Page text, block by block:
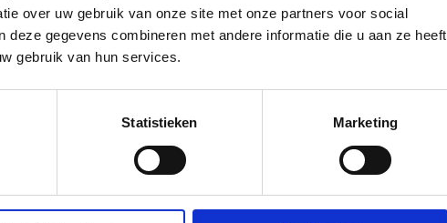
over uw gebruik van onze site met onze partners voor social
gegevens combineren met andere informatie die u aan ze heeft
gebruik van hun services.
Statistieken Marketing